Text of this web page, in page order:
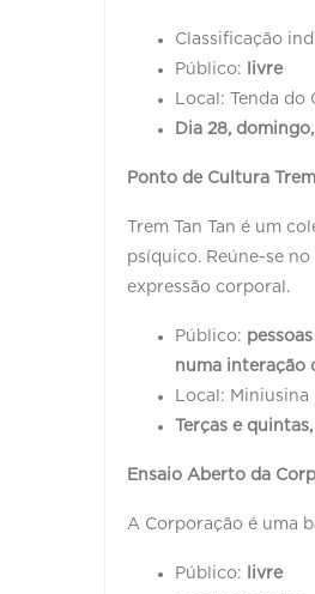
Classificação
Público:
livre
Local: Tenda do
Dia 28,
Ponto de Cultura Trem
Trem Tan Tan é um
psíquico. Reúne-se
expressão corporal.
Público:
numa interação
Local: Miniusina
Terças e
Ensaio Aberto da
A Corporação é uma
Público:
livre